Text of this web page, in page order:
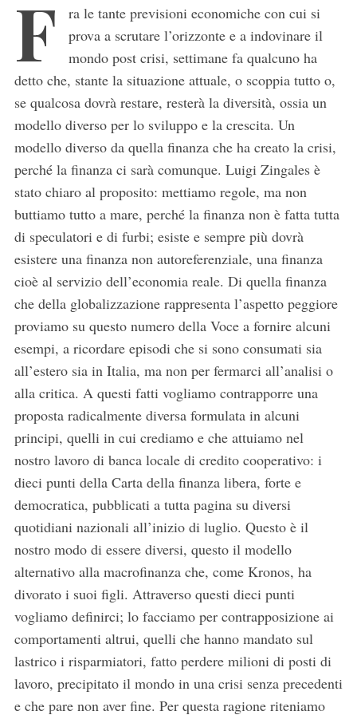
F
ra le tante previsioni economiche con cui si
prova a scrutare l’orizzonte e a indovinare il
mondo post crisi, settimane fa qualcuno ha
detto che, stante la situazione attuale, o scoppia tutto o,
se qualcosa dovrà restare, resterà la diversità, ossia un
modello diverso per lo sviluppo e la crescita. Un
modello diverso da quella finanza che ha creato la crisi,
perché la finanza ci sarà comunque. Luigi Zingales è
stato chiaro al proposito: mettiamo regole, ma non
buttiamo tutto a mare, perché la finanza non è fatta tutta
di speculatori e di furbi; esiste e sempre più dovrà
esistere una finanza non autoreferenziale, una finanza
cioè al servizio dell’economia reale. Di quella finanza
che della globalizzazione rappresenta l’aspetto peggiore
proviamo su questo numero della Voce a fornire alcuni
esempi, a ricordare episodi che si sono consumati sia
all’estero sia in Italia, ma non per fermarci all’analisi o
alla critica. A questi fatti vogliamo contrapporre una
proposta radicalmente diversa formulata in alcuni
principi, quelli in cui crediamo e che attuiamo nel
nostro lavoro di banca locale di credito cooperativo: i
dieci punti della Carta della finanza libera, forte e
democratica, pubblicati a tutta pagina su diversi
quotidiani nazionali all’inizio di luglio. Questo è il
nostro modo di essere diversi, questo il modello
alternativo alla macrofinanza che, come Kronos, ha
divorato i suoi figli. Attraverso questi dieci punti
vogliamo definirci; lo facciamo per contrapposizione ai
comportamenti altrui, quelli che hanno mandato sul
lastrico i risparmiatori, fatto perdere milioni di posti di
lavoro, precipitato il mondo in una crisi senza precedenti
e che pare non aver fine. Per questa ragione riteniamo